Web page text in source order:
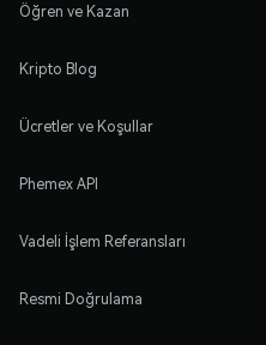
Öğren ve Kazan
Kripto Blog
Ücretler ve Koşullar
Phemex API
Vadeli İşlem Referansları
Resmi Doğrulama